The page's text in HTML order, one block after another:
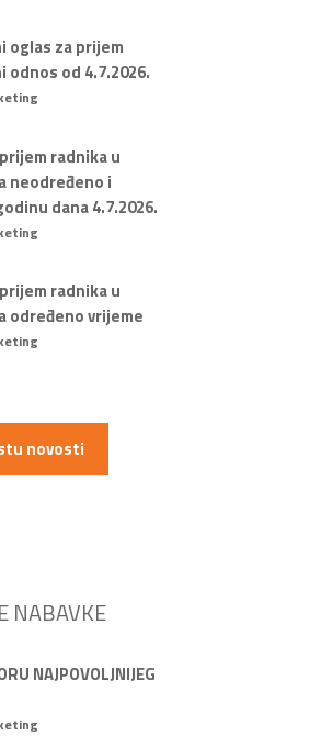
oglas za prijem
odnos od 4.7.2026.
radnika u
neodređeno i
dana 4.7.2026.
radnika u
određeno vrijeme
novosti
NABAVKE
NAJPOVOLJNIJEG